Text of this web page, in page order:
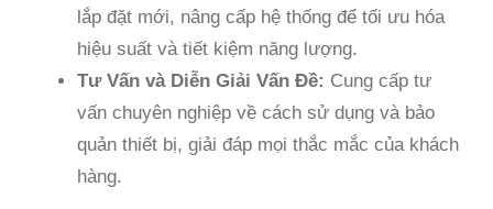
lắp đặt mới, nâng cấp hệ thống để tối ưu hóa
hiệu suất và tiết kiệm năng lượng.
Tư Vấn và Diễn Giải Vấn Đề: Cung cấp tư
vấn chuyên nghiệp về cách sử dụng và bảo
quản thiết bị, giải đáp mọi thắc mắc của khách
hàng.